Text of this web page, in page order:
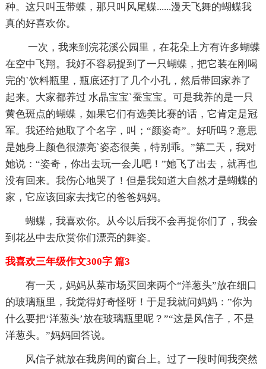
种。这只叫玉带蝶，那只叫风尾蝶......漫天飞舞的蝴蝶我
真的好喜欢你。
一次，我来到浣花溪公园里，在花朵上方有许多蝴蝶
在空中飞翔。我好不容易捉到了一只蝴蝶，把它装在刚喝
完的`饮料瓶里，瓶底还打了几个小孔，然后带回家养了
起来。大家都养过 水晶宝宝`蚕宝宝。可是我养的是一只
黄色斑点的蝴蝶，如果它们有选美比赛的话，它肯定是冠
军。我还给她取了个名字，叫；“颜姿奇”。好听吗？意思
是她身上颜色很漂亮`姿态很美，特别乖。”第二天，我对
她说：“姿奇，你出去玩一会儿吧！”她飞了出去，就再也
没有回来。我伤心地哭了！但是我知道大自然才是蝴蝶的
家，它应该回家去找它的爸爸妈妈。
蝴蝶，我喜欢你。从今以后我不会再捉你们了，我会
到花丛中去欣赏你们漂亮的舞姿。
我喜欢三年级作文300字 篇3
有一天，妈妈从菜市场买回来两个“洋葱头”放在细口
的玻璃瓶里，我觉得好奇怪呀！于是我就问妈妈：”你为
什么要把‘洋葱头’放在玻璃瓶里呢？”“这是风信子，不是
洋葱头。”妈妈回答说。
风信子就放在我房间的窗台上。过了一段时间我突然